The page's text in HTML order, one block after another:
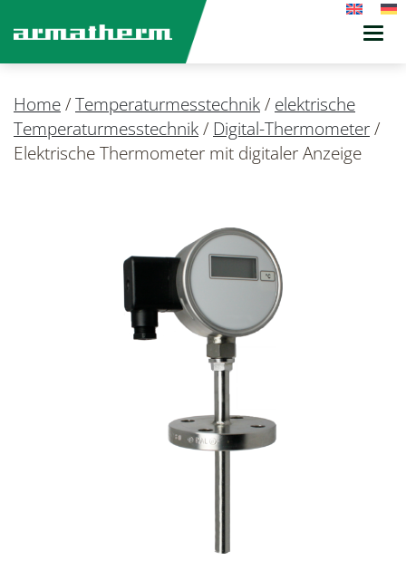
Home/Temperaturmesstechnik/ elektrische
Temperaturmesstechnik/ Digital-Thermometer/
Elektrische Thermometer mit digitaler Anzeige